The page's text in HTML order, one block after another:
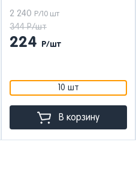
2 240 Р/10 шт
344 Р/шт
224 Р/шт
10 шт
В корзину